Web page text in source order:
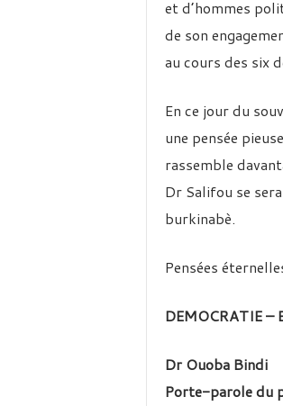
et d’hommes
de son
au cours des six
En ce jour du
une pensée
rassemble
Dr Salifou se
burkinabè.
Pensées
DEMOCRATIE –
Dr Ouoba Bindi
Porte-parole du